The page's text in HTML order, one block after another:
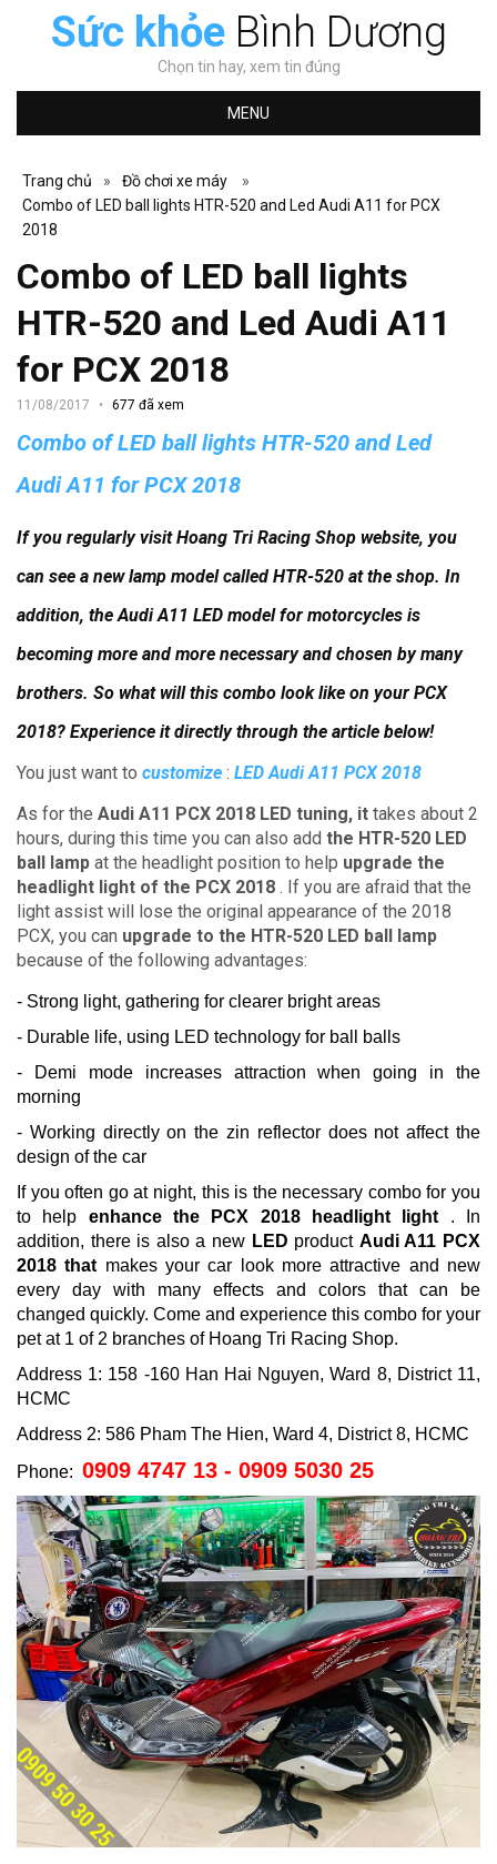
Sức khỏeBình Dương
Chọn tin hay, xem tin đúng
MENU
Trang chủ » Đồ chơi xe máy
»
Combo of LED ball lights HTR-520 and Led Audi A11 for PCX
2018
Combo of LED ball lights
HTR-520 and Led Audi A11
for PCX 2018
11/08/2017 677 đã xem
Combo of LED ball lights HTR-520 and Led
Audi A11 for PCX 2018
If you regularly visit Hoang Tri Racing Shop website, you
can see a new lamp model called HTR-520 at the shop. In
addition, the Audi A11 LED model for motorcycles is
becoming more and more necessary and chosen by many
brothers. So what will this combo look like on your PCX
2018? Experience it directly through the article below!
You just want to customize : LED Audi A11 PCX 2018
As for the Audi A11 PCX 2018 LED tuning, it takes about 2
hours, during this time you can also add the HTR-520 LED
ball lamp at the headlight position to help upgrade the
headlight light of the PCX 2018 . If you are afraid that the
light assist will lose the original appearance of the 2018
PCX, you can upgrade to the HTR-520 LED ball lamp
because of the following advantages:
- Strong light, gathering for clearer bright areas
- Durable life, using LED technology for ball balls
- Demi mode increases attraction when going in the
morning
- Working directly on the zin reflector does not affect the
design of the car
If you often go at night, this is the necessary combo for you
to help enhance the PCX 2018 headlight light .
In
addition, there is also a new LED product Audi A11 PCX
2018 that makes your car look more attractive and new
every day with many effects and colors that can be
changed quickly. Come and experience this combo for your
pet at 1 of 2 branches of Hoang Tri Racing Shop.
Address 1: 158 -160 Han Hai Nguyen, Ward 8, District 11,
HCMC
Address 2: 586 Pham The Hien, Ward 4, District 8, HCMC
Phone: 0909 4747 13 - 0909 5030 25